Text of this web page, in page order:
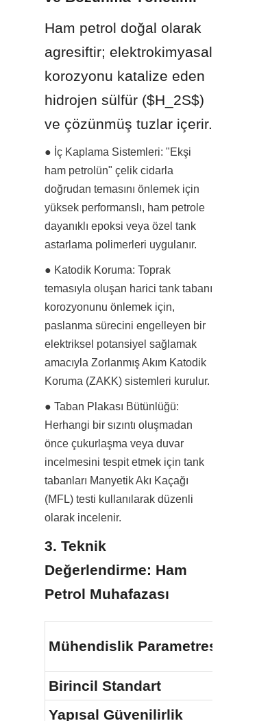
Ham petrol doğal olarak
agresiftir; elektrokimyasal
korozyonu katalize eden
hidrojen sülfür ($H_2S$)
ve çözünmüş tuzlar içerir.
● İç Kaplama Sistemleri: "Ekşi
ham petrolün" çelik cidarla
doğrudan temasını önlemek için
yüksek performanslı, ham petrole
dayanıklı epoksi veya özel tank
astarlama polimerleri uygulanır.
● Katodik Koruma: Toprak
temasıyla oluşan harici tank tabanı
korozyonunu önlemek için,
paslanma sürecini engelleyen bir
elektriksel potansiyel sağlamak
amacıyla Zorlanmış Akım Katodik
Koruma (ZAKK) sistemleri kurulur.
● Taban Plakası Bütünlüğü:
Herhangi bir sızıntı oluşmadan
önce çukurlaşma veya duvar
incelmesini tespit etmek için tank
tabanları Manyetik Akı Kaçağı
(MFL) testi kullanılarak düzenli
olarak incelenir.
3. Teknik
Değerlendirme: Ham
Petrol Muhafazası
Mühendislik Parametresi
Birincil Standart
Yapısal Güvenilirlik